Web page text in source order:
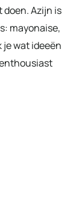
doen. Azijn is
mayonaise,
wat ideeën